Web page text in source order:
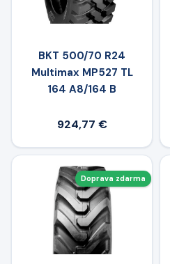
BKT 500/70 R24
Multimax MP527 TL
164 A8/164 B
924,77 €
Doprava zdarma